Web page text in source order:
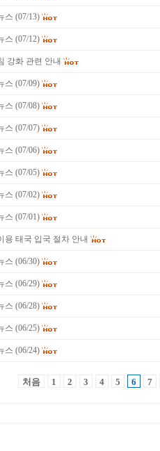
스 (07/13)
스 (07/12)
강화 관련 안내
스 (07/09)
스 (07/08)
스 (07/07)
스 (07/06)
스 (07/05)
스 (07/02)
스 (07/01)
용 태국 입국 절차 안내
스 (06/30)
스 (06/29)
스 (06/28)
스 (06/25)
스 (06/24)
처음 1 2 3 4 5 6 7